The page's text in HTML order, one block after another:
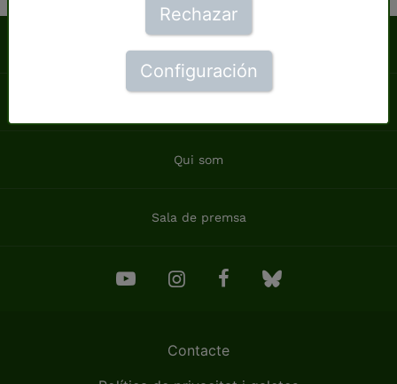
Qui som
Sala de premsa
Contacte
Rechazar
Configuración